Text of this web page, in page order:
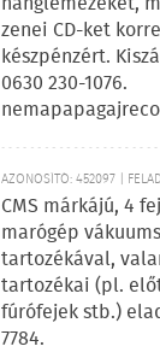
zenei CD-ket
készpénzért.
0630 230-1076.
AZONOSÍTÓ: 452097 |
CMS márkájú, 4
marógép
tartozékával,
tartozékai (pl.
fúrófejek stb.)
7784.